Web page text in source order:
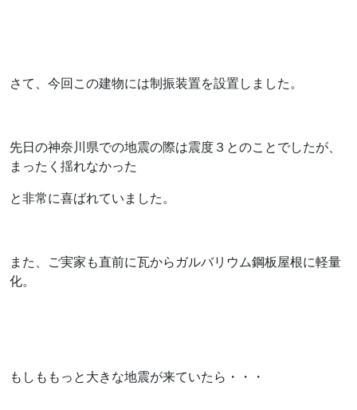
さて、今回この建物には制振装置を設置しました。
先日の神奈川県での地震の際は震度３とのことでしたが、
まったく揺れなかった
と非常に喜ばれていました。
また、ご実家も直前に瓦からガルバリウム鋼板屋根に軽量
化。
もしももっと大きな地震が来ていたら・・・